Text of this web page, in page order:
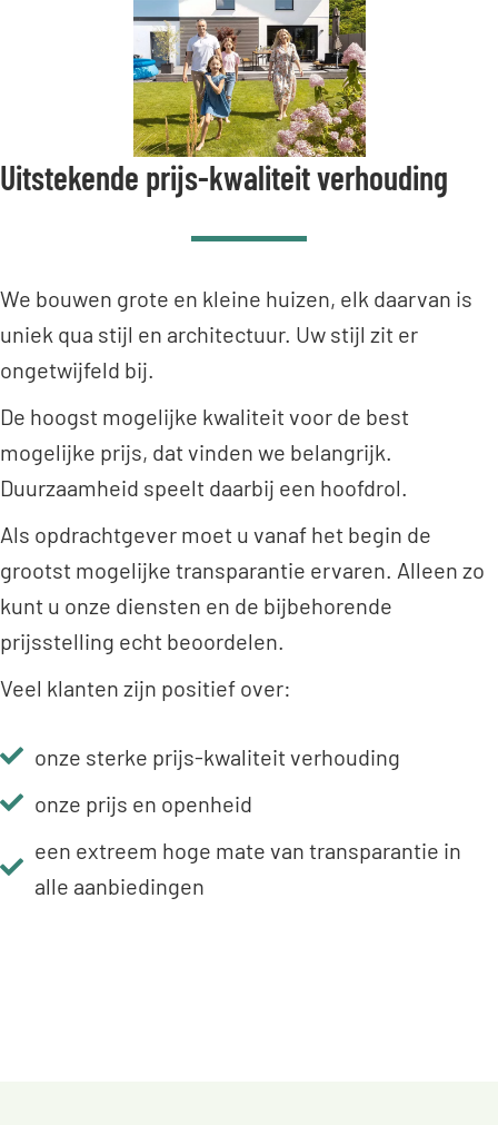
Uitstekende prijs-kwaliteit verhouding
We bouwen grote en kleine huizen, elk daarvan is
uniek qua stijl en architectuur. Uw stijl zit er
ongetwijfeld bij.
De hoogst mogelijke kwaliteit voor de best
mogelijke prijs, dat vinden we belangrijk.
Duurzaamheid speelt daarbij een hoofdrol.
Als opdrachtgever moet u vanaf het begin de
grootst mogelijke transparantie ervaren. Alleen zo
kunt u onze diensten en de bijbehorende
prijsstelling echt beoordelen.
Veel klanten zijn positief over:
onze sterke prijs-kwaliteit verhouding
onze prijs en openheid
een extreem hoge mate van transparantie in
alle aanbiedingen